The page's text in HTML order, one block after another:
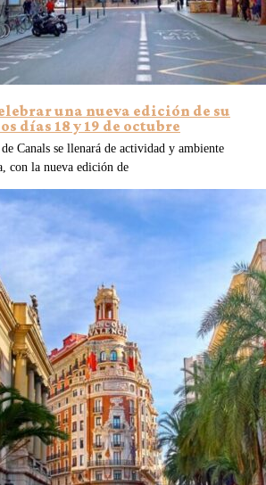
una nueva edición de su
días 18 y 19 de octubre
Canals se llenará de actividad y ambiente
con la nueva edición de